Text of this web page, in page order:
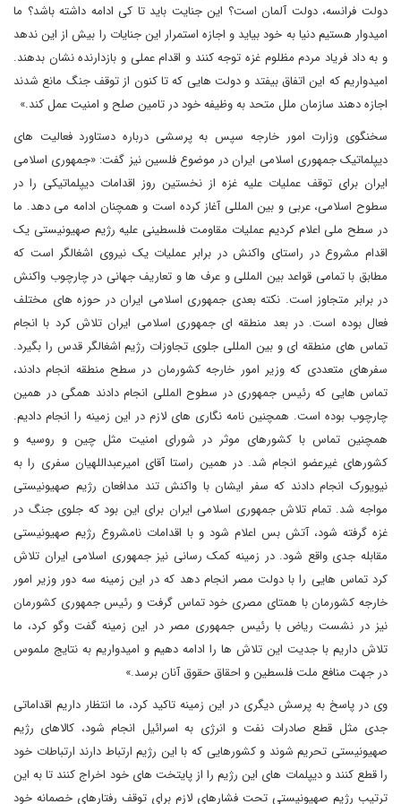
دولت فرانسه، دولت آلمان است؟ این جنایت باید تا کی ادامه داشته باشد؟ ما
امیدوار هستیم دنیا به خود بیاید و اجازه استمرار این جنایات را بیش از این ندهد
و به داد فریاد مردم مظلوم غزه توجه کنند و اقدام عملی و بازدارنده نشان بدهند.
امیدواریم که این اتفاق بیفتد و دولت هایی که تا کنون از توقف جنگ مانع شدند
اجازه دهند سازمان ملل متحد به وظیفه خود در تامین صلح و امنیت عمل کند.»
سخنگوی وزارت امور خارجه سپس به پرسشی درباره دستاورد فعالیت های
دیپلماتیک جمهوری اسلامی ایران در موضوع فلسین نیز گفت: «جمهوری اسلامی
ایران برای توقف عملیات علیه غزه از نخستین روز اقدامات دیپلماتیکی را در
سطوح اسلامی، عربی و بین المللی آغاز کرده است و همچنان ادامه می دهد. ما
در سطح ملی اعلام کردیم عملیات مقاومت فلسطینی علیه رژیم صهیونیستی یک
اقدام مشروع در راستای واکنش در برابر عملیات یک نیروی اشغالگر است که
مطابق با تمامی قواعد بین المللی و عرف ها و تعاریف جهانی در چارچوب واکنش
در برابر متجاوز است. نکته بعدی جمهوری اسلامی ایران در حوزه های مختلف
فعال بوده است. در بعد منطقه ای جمهوری اسلامی ایران تلاش کرد با انجام
تماس های منطقه ای و بین المللی جلوی تجاوزات رژیم اشغالگر قدس را بگیرد.
سفرهای متعددی که وزیر امور خارجه کشورمان در سطح منطقه انجام دادند،
تماس هایی که رئیس جمهوری در سطوح المللی انجام دادند همگی در همین
چارچوب بوده است. همچنین نامه نگاری های لازم در این زمینه را انجام دادیم.
همچنین تماس با کشورهای موثر در شورای امنیت مثل چین و روسیه و
کشورهای غیرعضو انجام شد. در همین راستا آقای امیرعبداللهیان سفری را به
نیویورک انجام دادند که سفر ایشان با واکنش تند مدافعان رژیم صهیونیستی
مواجه شد. تمام تلاش جمهوری اسلامی ایران برای این بود که جلوی جنگ در
غزه گرفته شود، آتش بس اعلام شود و با اقدامات نامشروع رژیم صهیونیستی
مقابله جدی واقع شود. در زمینه کمک رسانی نیز جمهوری اسلامی ایران تلاش
کرد تماس هایی را با دولت مصر انجام دهد که در این زمینه سه دور وزیر امور
خارجه کشورمان با همتای مصری خود تماس گرفت و رئیس جمهوری کشورمان
نیز در نشست ریاض با رئیس جمهوری مصر در این زمینه گفت وگو کرد، ما
تلاش داریم با جدیت این تلاش ها را ادامه دهیم و امیدواریم به نتایج ملموس
در جهت منافع ملت فلسطین و احقاق حقوق آنان برسد.»
وی در پاسخ به پرسش دیگری در این زمینه تاکید کرد، ما انتظار داریم اقداماتی
جدی مثل قطع صادرات نفت و انرژی به اسرائیل انجام شود، کالاهای رژیم
صهیونیستی تحریم شوند و کشورهایی که با این رژیم ارتباط دارند ارتباطات خود
را قطع کنند و دیپلمات های این رژیم را از پایتخت های خود اخراج کنند تا به این
ترتیب رژیم صهیونیستی تحت فشارهای لازم برای توقف رفتارهای خصمانه خود